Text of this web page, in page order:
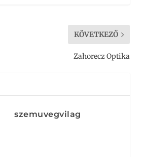
KÖVETKEZŐ
Zahorecz Optika
szemuvegvilag